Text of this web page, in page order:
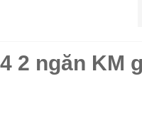
2 ngăn KM